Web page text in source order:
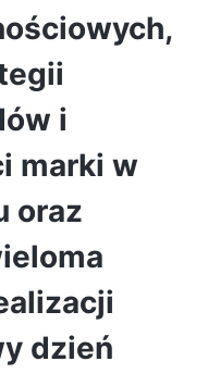
i
marki w
oraz
dzień